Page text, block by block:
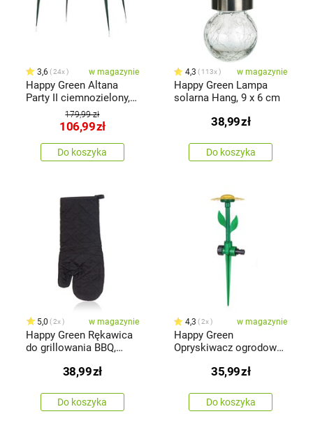
3,6 24x w magazynie
Happy Green Altana
Party II ciemnozielony,
2,4 x 2,4 m179,99 zł
106,99zł
Do koszyka
4,3 113x w magazynie
Happy Green Lampa
solarna Hang, 9 x 6 cm
38,99zł
Do koszyka
5,0 2x w magazynie
Happy Green Rękawica
do grillowania BBQ,
38,99zł
Do koszyka
4,3 2x w magazynie
Happy Green
Opryskiwacz ogrodowy
35,99zł
Do koszyka